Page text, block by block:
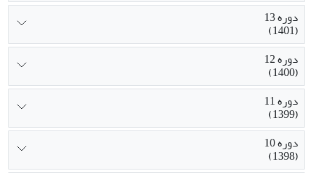
دوره 13
(1401)
دوره 12
(1400)
دوره 11
(1399)
دوره 10
(1398)